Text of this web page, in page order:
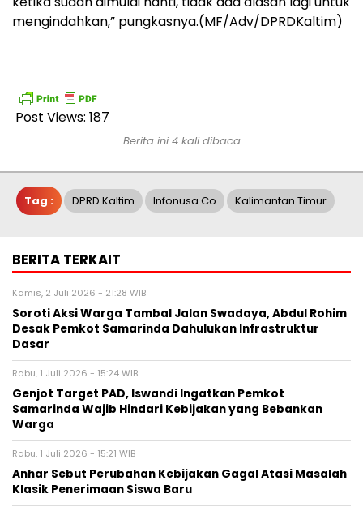
mengindahkan,” pungkasnya.(MF/Adv/DPRDKaltim)
Post Views: 187
Berita ini 4 kali dibaca
Tag : DPRD Kaltim Infonusa.co Kalimantan Timur
BERITA TERKAIT
Kamis, 2 Juli 2026 - 21:28 WIB
Soroti Aksi Warga Tambal Jalan Swadaya, Abdul Rohim
Desak Pemkot Samarinda Dahulukan Infrastruktur
Dasar
Rabu, 1 Juli 2026 - 15:24 WIB
Genjot Target PAD, Iswandi Ingatkan Pemkot
Samarinda Wajib Hindari Kebijakan yang Bebankan
Warga
Rabu, 1 Juli 2026 - 15:21 WIB
Anhar Sebut Perubahan Kebijakan Gagal Atasi Masalah
Klasik Penerimaan Siswa Baru